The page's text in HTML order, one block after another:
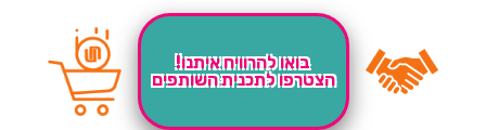
בואו להרוויח איתנו!
הצטרפו לתכנית השותפים